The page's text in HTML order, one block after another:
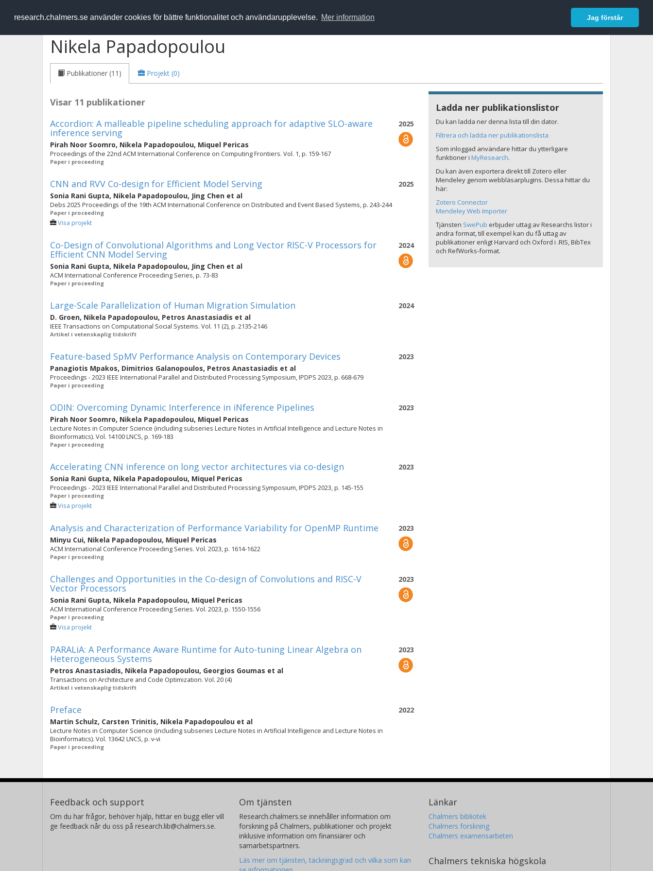
research.chalmers.se använder cookies för bättre funktionalitet och användarupplevelse. Mer information Jag förstår
RESEARCH.chalmers.se Logga in
Nikela Papadopoulou
Publikationer (11) Projekt (0)
Visar 11 publikationer
2025
Accordion: A malleable pipeline scheduling approach for adaptive SLO-aware
inference serving
Pirah Noor Soomro, Nikela Papadopoulou, Miquel Pericas
Proceedings of the 22nd ACM International Conference on Computing Frontiers. Vol. 1, p. 159-167
Paper i proceeding
2025
CNN and RVV Co-design for Efficient Model Serving
Sonia Rani Gupta, Nikela Papadopoulou, Jing Chen et al
Debs 2025 Proceedings of the 19th ACM International Conference on Distributed and Event Based Systems, p. 243-244
Paper i proceeding
Visa projekt
2024
Co-Design of Convolutional Algorithms and Long Vector RISC-V Processors for
Efficient CNN Model Serving
Sonia Rani Gupta, Nikela Papadopoulou, Jing Chen et al
ACM International Conference Proceeding Series, p. 73-83
Paper i proceeding
2024
Large-Scale Parallelization of Human Migration Simulation
D. Groen, Nikela Papadopoulou, Petros Anastasiadis et al
IEEE Transactions on Computational Social Systems. Vol. 11 (2), p. 2135-2146
Artikel i vetenskaplig tidskrift
2023
Feature-based SpMV Performance Analysis on Contemporary Devices
Panagiotis Mpakos, Dimitrios Galanopoulos, Petros Anastasiadis et al
Proceedings - 2023 IEEE International Parallel and Distributed Processing Symposium, IPDPS 2023, p. 668-679
Paper i proceeding
2023
ODIN: Overcoming Dynamic Interference in iNference Pipelines
Pirah Noor Soomro, Nikela Papadopoulou, Miquel Pericas
Lecture Notes in Computer Science (including subseries Lecture Notes in Artificial Intelligence and Lecture Notes in
Bioinformatics). Vol. 14100 LNCS, p. 169-183
Paper i proceeding
2023
Accelerating CNN inference on long vector architectures via co-design
Sonia Rani Gupta, Nikela Papadopoulou, Miquel Pericas
Proceedings - 2023 IEEE International Parallel and Distributed Processing Symposium, IPDPS 2023, p. 145-155
Paper i proceeding
Visa projekt
2023
Analysis and Characterization of Performance Variability for OpenMP Runtime
Minyu Cui, Nikela Papadopoulou, Miquel Pericas
ACM International Conference Proceeding Series. Vol. 2023, p. 1614-1622
Paper i proceeding
2023
Challenges and Opportunities in the Co-design of Convolutions and RISC-V
Vector Processors
Sonia Rani Gupta, Nikela Papadopoulou, Miquel Pericas
ACM International Conference Proceeding Series. Vol. 2023, p. 1550-1556
Paper i proceeding
Visa projekt
2023
PARALiA: A Performance Aware Runtime for Auto-tuning Linear Algebra on
Heterogeneous Systems
Petros Anastasiadis, Nikela Papadopoulou, Georgios Goumas et al
Transactions on Architecture and Code Optimization. Vol. 20 (4)
Artikel i vetenskaplig tidskrift
2022
Preface
Martin Schulz, Carsten Trinitis, Nikela Papadopoulou et al
Lecture Notes in Computer Science (including subseries Lecture Notes in Artificial Intelligence and Lecture Notes in
Bioinformatics). Vol. 13642 LNCS, p. v-vi
Paper i proceeding
Ladda ner publikationslistor
Du kan ladda ner denna lista till din dator.
Filtrera och ladda ner publikationslista
Som inloggad användare hittar du ytterligare
funktioner i MyResearch.
Du kan även exportera direkt till Zotero eller
Mendeley genom webbläsarplugins. Dessa hittar du
här:
Zotero Connector
Mendeley Web Importer
Tjänsten SwePub erbjuder uttag av Researchs listor i
andra format, till exempel kan du få uttag av
publikationer enligt Harvard och Oxford i .RIS, BibTex
och RefWorks-format.
Feedback och support
Om du har frågor, behöver hjälp, hittar en bugg eller vill
ge feedback når du oss på research.lib@chalmers.se.
Om tjänsten
Research.chalmers.se innehåller information om
forskning på Chalmers, publikationer och projekt
inklusive information om finansiärer och
samarbetspartners.
Läs mer om tjänsten, täckningsgrad och vilka som kan
Länkar
Chalmers bibliotek
Chalmers forskning
Chalmers examensarbeten
Chalmers tekniska högskola